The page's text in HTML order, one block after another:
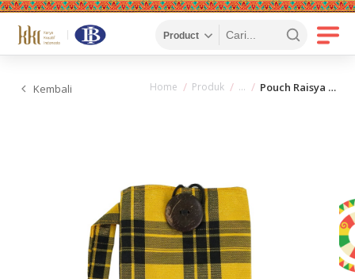
Kembali Home Produk Pouch Raisya Craft